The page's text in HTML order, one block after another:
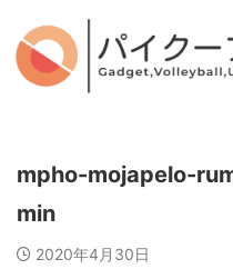
mpho-mojapelo-
min
2020年4月30日